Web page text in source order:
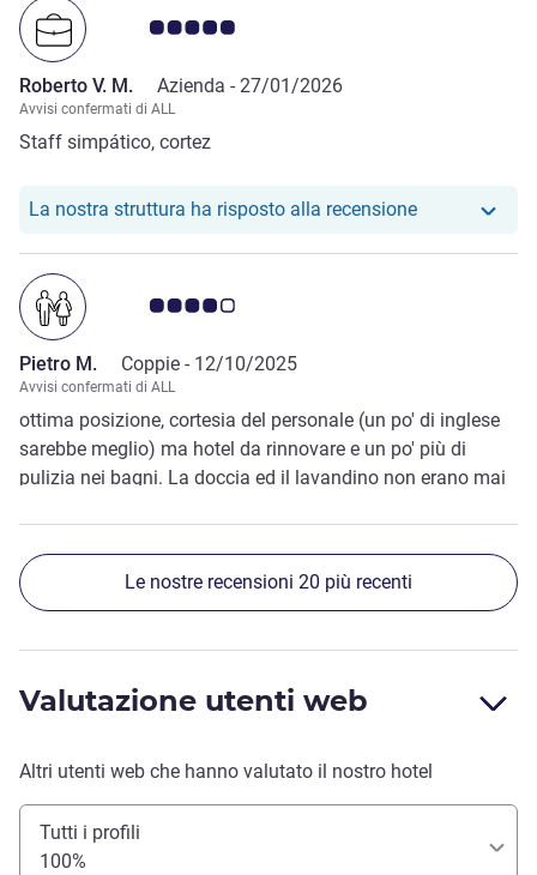
Giudizio clienti 5.0/5
Roberto V. M. Azienda - 27/01/2026
Avvisi confermati di ALL
Staff simpático, cortez
La nostra struttura ha risposto alla recensioneIl nostro hotel
Giudizio clienti 4.0/5
Pietro M. Coppie - 12/10/2025
Avvisi confermati di ALL
ottima posizione, cortesia del personale (un po' di inglese
sarebbe meglio) ma hotel da rinnovare e un po' più di
pulizia nei bagni. La doccia ed il lavandino non erano mai
Le nostre recensioni 20 più recenti
Valutazione utenti web
Altri utenti web che hanno valutato il nostro hotel
Tutti i profili
100%